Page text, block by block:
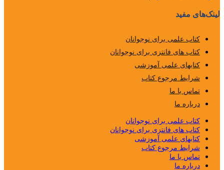
لینک‌های مفید
کتاب علمی برای نوجوانان
کتاب های فانتزی برای نوجوانان
کتابهای علمی آموزشی
شرایط مرجوع کتاب
تماس با ما
درباره ما
کتاب علمی برای نوجوانان
کتاب های فانتزی برای نوجوانان
کتابهای علمی آموزشی
شرایط مرجوع کتاب
تماس با ما
درباره ما